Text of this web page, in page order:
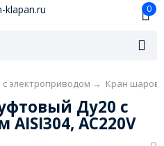
0
электроприводом → Кран
Ду20 с
AC220V